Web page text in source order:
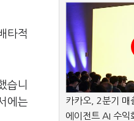
타적
습니
에는
카카오, 2분기 매
에이전트 AI 수익